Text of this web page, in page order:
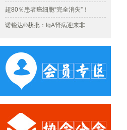
超80％患者癌细胞“完全消失”！
诺锐达®获批：IgA肾病迎来非